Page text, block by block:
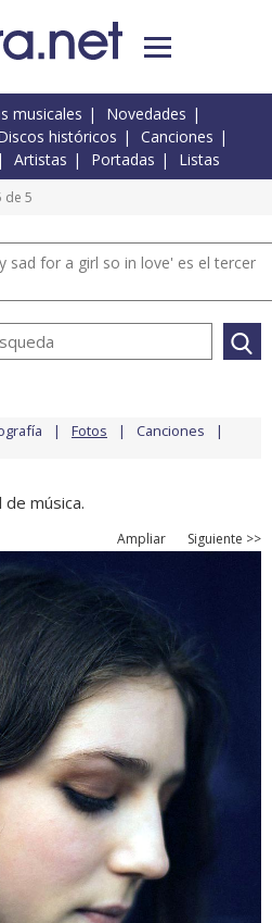
musicales
Novedades
históricos
Canciones
Artistas Portadas Listas
de 5
sad for a girl so in love' es el tercer
Fotos Canciones
música.
Ampliar Siguiente >>